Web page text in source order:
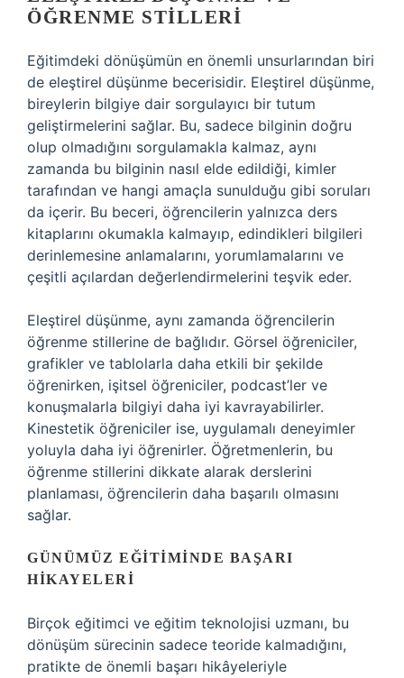
ÖĞRENME STILLERI
Eğitimdeki dönüşümün en önemli unsurlarından biri
de eleştirel düşünme becerisidir. Eleştirel düşünme,
bireylerin bilgiye dair sorgulayıcı bir tutum
geliştirmelerini sağlar. Bu, sadece bilginin doğru
olup olmadığını sorgulamakla kalmaz, aynı
zamanda bu bilginin nasıl elde edildiği, kimler
tarafından ve hangi amaçla sunulduğu gibi soruları
da içerir. Bu beceri, öğrencilerin yalnızca ders
kitaplarını okumakla kalmayıp, edindikleri bilgileri
derinlemesine anlamalarını, yorumlamalarını ve
çeşitli açılardan değerlendirmelerini teşvik eder.
Eleştirel düşünme, aynı zamanda öğrencilerin
öğrenme stillerine de bağlıdır. Görsel öğreniciler,
grafikler ve tablolarla daha etkili bir şekilde
öğrenirken, işitsel öğreniciler, podcast’ler ve
konuşmalarla bilgiyi daha iyi kavrayabilirler.
Kinestetik öğreniciler ise, uygulamalı deneyimler
yoluyla daha iyi öğrenirler. Öğretmenlerin, bu
öğrenme stillerini dikkate alarak derslerini
planlaması, öğrencilerin daha başarılı olmasını
sağlar.
GÜNÜMÜZ EĞITIMINDE BAŞARI
HIKAYELERI
Birçok eğitimci ve eğitim teknolojisi uzmanı, bu
dönüşüm sürecinin sadece teoride kalmadığını,
pratikte de önemli başarı hikâyeleriyle